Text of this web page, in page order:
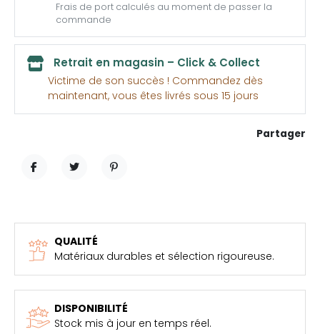
Frais de port calculés au moment de passer la
commande
Retrait en magasin – Click & Collect
Victime de son succès ! Commandez dès
maintenant, vous êtes livrés sous 15 jours
Partager
QUALITÉ
Matériaux durables et sélection rigoureuse.
DISPONIBILITÉ
Stock mis à jour en temps réel.